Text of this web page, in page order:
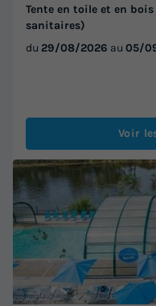
Tente en toile et en
sanitaires)
du 29/08/2026 au 05/
Voir